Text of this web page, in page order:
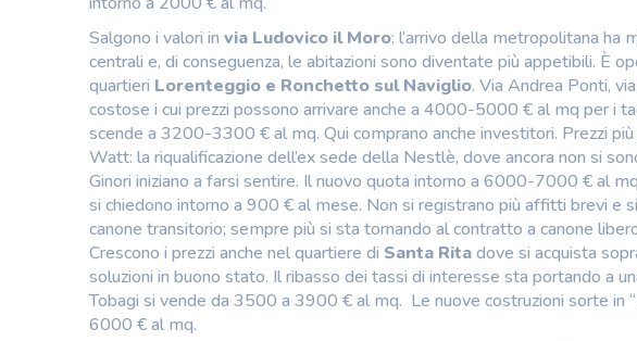
Salgono i valori in via Ludovico il Moro: l’arrivo della metropolitana
centrali e, di conseguenza, le abitazioni sono diventate più appetibili. È
quartieri Lorenteggio e Ronchetto sul Naviglio. Via Andrea Ponti,
costose i cui prezzi possono arrivare anche a 4000-5000 € al mq per i
scende a 3200-3300 € al mq. Qui comprano anche investitori. Prezzi
Watt: la riqualificazione dell’ex sede della Nestlè, dove ancora non si
Ginori iniziano a farsi sentire. Il nuovo quota intorno a 6000-7000 € al
si chiedono intorno a 900 € al mese. Non si registrano più affitti brevi e
canone transitorio; sempre più si sta tornando al contratto a canone
Crescono i prezzi anche nel quartiere di Santa Ritadove si acquista
soluzioni in buono stato. Il ribasso dei tassi di interesse sta portando a
Tobagi si vende da 3500 a 3900 € al mq. Le nuove costruzioni sorte in
6000 € al mq.